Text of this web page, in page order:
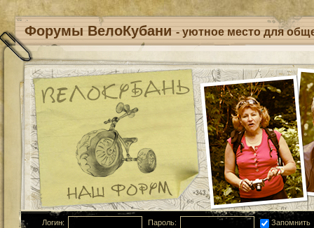
Форумы ВелоКубани - уютное место для
Логин: Пароль: Запомнить